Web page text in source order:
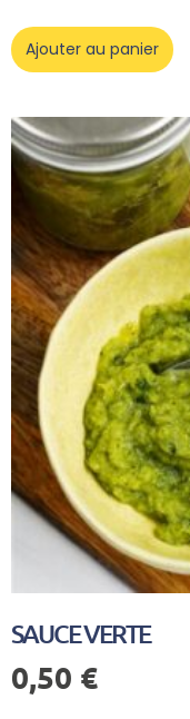
Ajouter au panier
SAUCE VERTE
0,50 €